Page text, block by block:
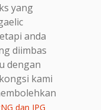
yang
anda
diimbas
dengan
kami
dan JPG